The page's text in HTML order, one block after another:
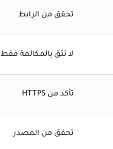
تحقق من الرابط
لا تثق بالمكالمة فقط
تأكد من HTTPS
تحقق من المصدر